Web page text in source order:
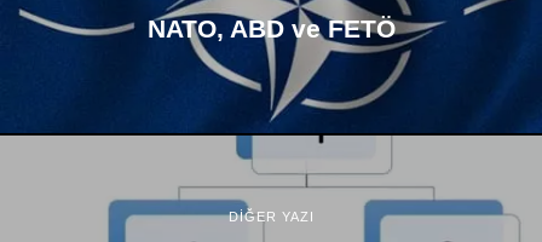
NATO, ABD ve FETÖ
DİĞER YAZI